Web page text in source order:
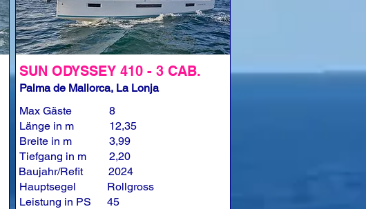
SUN ODYSSEY 410 - 3 CAB.
Palma de Mallorca, La Lonja
Max Gäste
Länge in m
Breite in m
Tiefgang in m
Baujahr/Refit
Hauptsegel
Leistung in PS
8
12,35
3,99
2,20
2024
Rollgross
45